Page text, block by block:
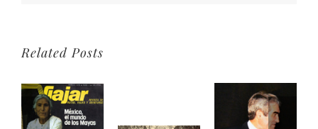
Related Posts